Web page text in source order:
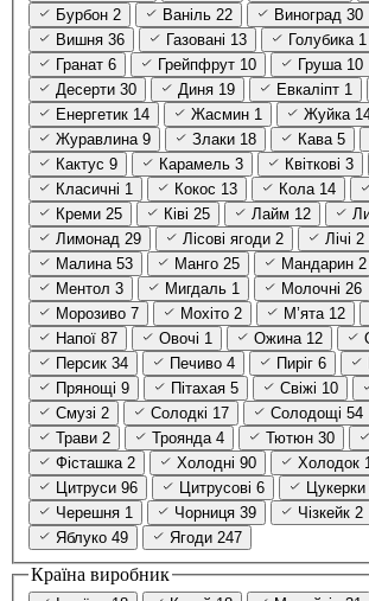
Бурбон 2 Ваніль 22 Виноград 30
Вишня 36 Газовані 13 Голубика 1
Гранат 6 Грейпфрут 10 Груша 10
Десерти 30 Диня 19 Евкаліпт 1
Енергетик 14 Жасмин 1 Жуйка
Журавлина 9 Злаки 18 Кава 5
Кактус 9 Карамель 3 Квіткові 3
Класичні 1 Кокос 13 Кола 14
Креми 25 Ківі 25 Лайм 12
Лимонад 29 Лісові ягоди 2 Лічі 2
Малина 53 Манго 25 Мандарин 2
Ментол 3 Мигдаль 1 Молочні 26
Морозиво 7 Мохіто 2 М’ята 12
Напої 87 Овочі 1 Ожина 12
Персик 34 Печиво 4 Пиріг 6
Прянощі 9 Пітахая 5 Свіжі 10
Смузі 2 Солодкі 17 Солодощі 54
Трави 2 Троянда 4 Тютюн 30
Фісташка 2 Холодні 90 Холодок
Цитруси 96 Цитрусові 6 Цукерки
Черешня 1 Чорниця 39 Чізкейк 2
Яблуко 49 Ягоди 247
Країна виробник